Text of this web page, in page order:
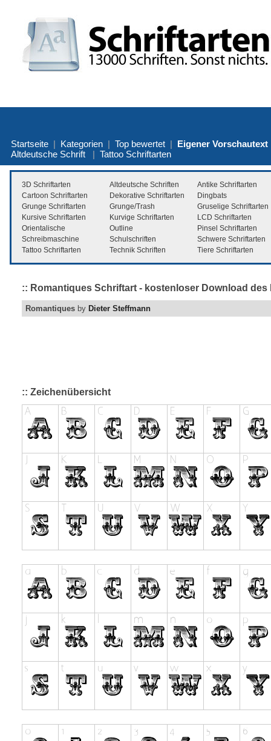
Startseite | Kategorien | Top bewertet | Eigener Vorschautext
Altdeutsche Schrift | Tattoo Schriftarten
3D Schriftarten Altdeutsche Schriften
Antike Schriftarten
Cartoon Schriftarten
Dekorative Schriftarten
Dingbats
Grunge Schriftarten
Grunge/Trash
Gruselige Schriftarten
Kursive Schriftarten
Kurvige Schriftarten
LCD Schriftarten
Orientalische
Outline
Pinsel Schriftarten
Schreibmaschine
Schulschriften
Schwere Schriftarten
Tattoo Schriftarten
Technik Schriften Tiere Schriftarten
:: Romantiques Schriftart - kostenloser Download
Romantiques by Dieter Steffmann
:: Zeichenübersicht